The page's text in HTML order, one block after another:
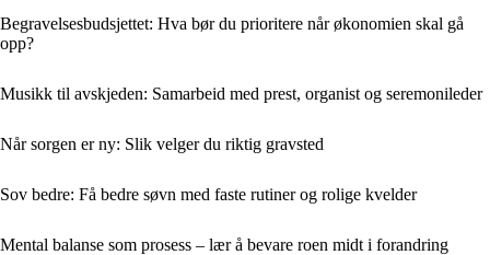
Begravelsesbudsjettet: Hva bør du prioritere når økonomien skal gå
opp?
Musikk til avskjeden: Samarbeid med prest, organist og seremoni­leder
Når sorgen er ny: Slik velger du riktig gravsted
Sov bedre: Få bedre søvn med faste rutiner og rolige kvelder
Mental balanse som prosess – lær å bevare roen midt i forandring